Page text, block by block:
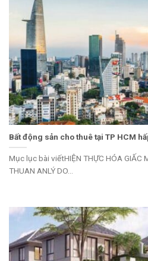
Bất động sản cho thuê tại TP HCM
Mục lục bài viếtHIỆN THỰC HÓA GIẤC
THUAN ANLÝ DO...